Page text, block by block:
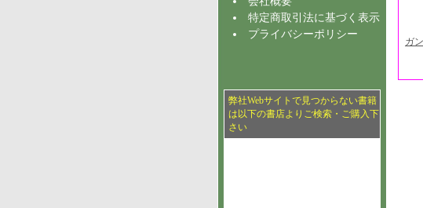
特定商取引法に基づく表示
プライバシーポリシー
弊社Webサイトで見つからない書籍
は以下の書店よりご検索・ご購入下
さい
ガ